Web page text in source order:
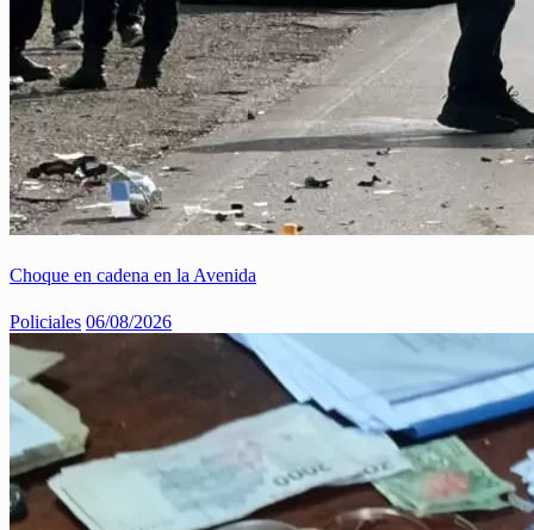
Choque en cadena en la Avenida
Policiales 06/08/2026